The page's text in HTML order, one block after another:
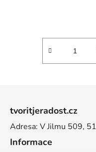
tvoritjeradost.cz
Adresa: V Jilmu 509,
Informace